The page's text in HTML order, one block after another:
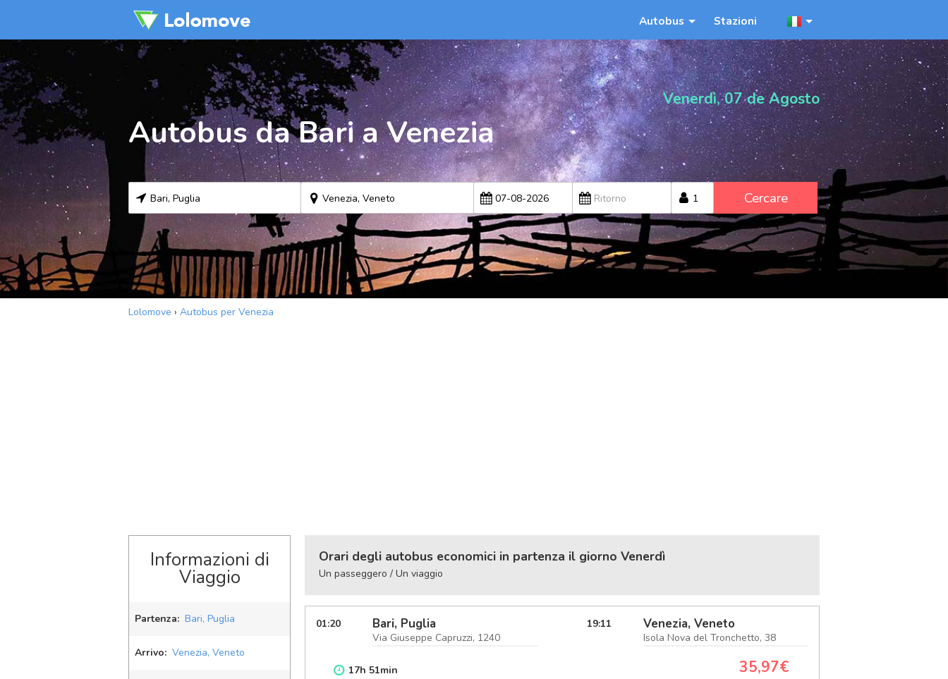
Autobus Stazioni
Venerdì, 07 de Agosto
Autobus da Bari a Venezia
Cercare
Lolomove › Autobus per Venezia
Informazioni di
Viaggio
Partenza: Bari, Puglia
Arrivo: Venezia, Veneto
Orari degli autobus economici in partenza il giorno Venerdì
Un passeggero / Un viaggio
01:20 Bari, Puglia
Via Giuseppe Capruzzi, 1240
19:11 Venezia, Veneto
Isola Nova del Tronchetto, 38
17h 51min
35,97€